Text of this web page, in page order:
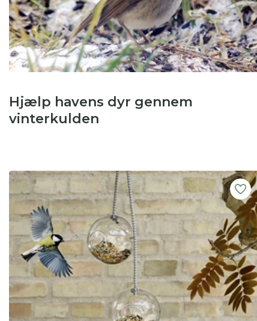
Hjælp havens dyr gennem
vinterkulden